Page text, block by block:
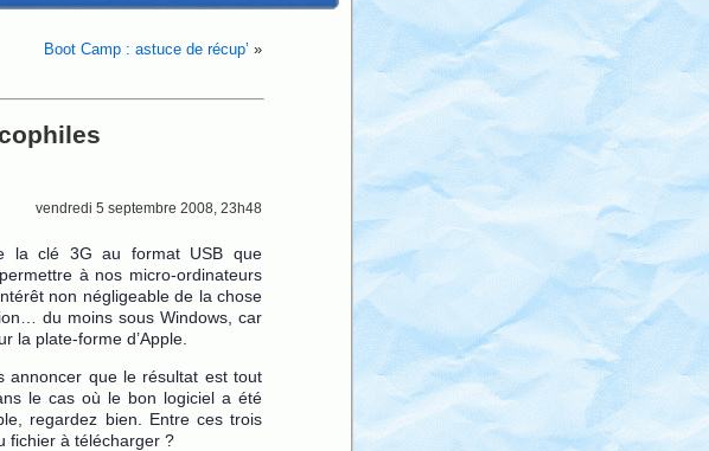
Boot Camp : astuce de récup’ »
vendredi 5 septembre 2008, 23h48
la clé 3G au format USB que
à nos micro-ordinateurs
non négligeable de la chose
du moins sous Windows, car
la plate-forme d’Apple.
annoncer que le résultat est tout
le cas où le bon logiciel a été
regardez bien. Entre ces trois
fichier à télécharger ?